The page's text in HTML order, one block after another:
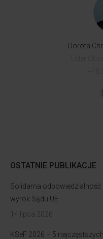
Dorota
OSTATNIE PUBLIKACJE
Solidarna
wyrok Sądu UE
14 lipca 2026
KSeF 2026 – 5